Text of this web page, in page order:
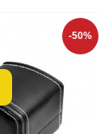
-50%